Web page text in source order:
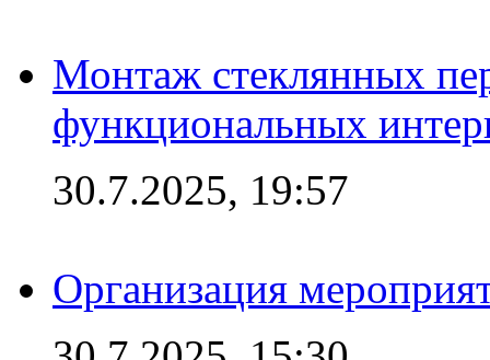
Монтаж стеклянных
функциональных
30.7.2025, 19:57
Организация